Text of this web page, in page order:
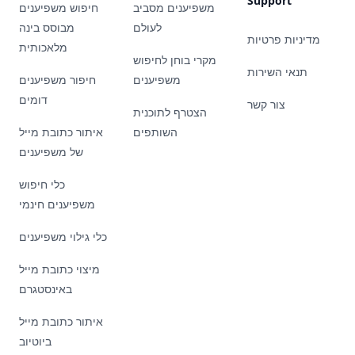
חיפוש משפיענים
מבוסס בינה
מלאכותית
חיפור משפיענים
דומים
איתור כתובת מייל
של משפיענים
כלי חיפוש
משפיענים חינמי
כלי גילוי משפיענים
מיצוי כתובת מייל
באינסטגרם
איתור כתובת מייל
ביוטיוב
משפיענים מסביב
לעולם
מקרי בוחן לחיפוש
משפיענים
הצטרף לתוכנית
השותפים
מדיניות פרטיות
תנאי השירות
צור קשר